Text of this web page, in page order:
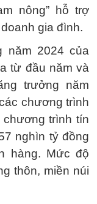
nông” hỗ trợ
gia đình.
năm 2024 của
từ đầu năm và
trưởng năm
chương trình
trình tín
nghìn tỷ đồng
hàng. Mức độ
thôn, miền núi